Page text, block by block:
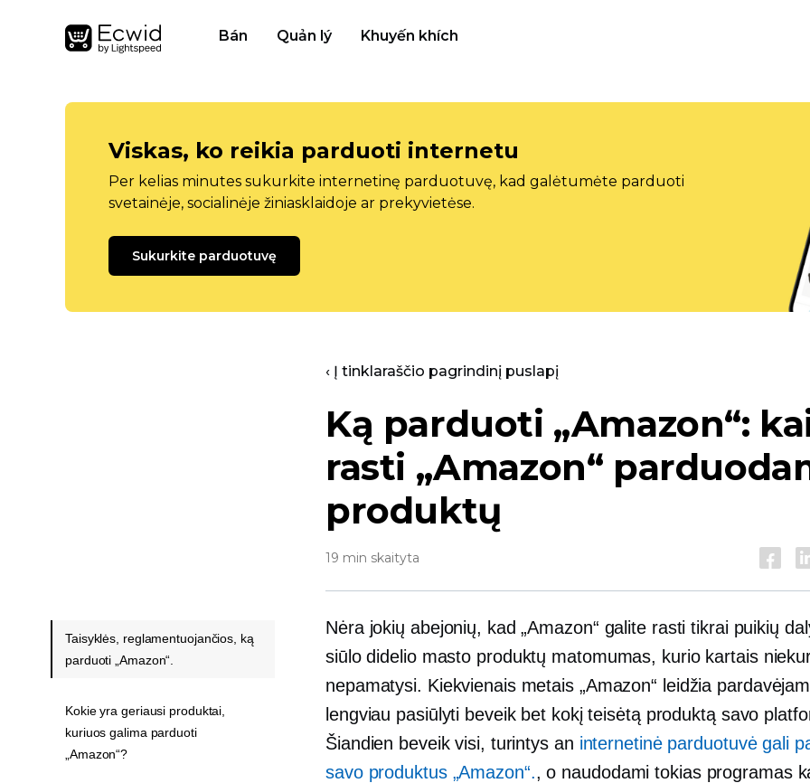
Bán Quản lý Khuyến khích
Viskas, ko reikia parduoti internetu
Per kelias minutes sukurkite internetinę parduotuvę, kad galėtumėte parduoti
svetainėje, socialinėje žiniasklaidoje ar prekyvietėse.
Sukurkite parduotuvę
‹ Į tinklaraščio pagrindinį puslapį
Ką parduoti „Amazon“:
rasti „Amazon“
produktų
19 min skaityta
Nėra jokių abejonių, kad „Amazon“ galite rasti tikrai puikių
siūlodidelio masto produktų matomumas, kurio kartais
nepamatysi. Kiekvienais metais „Amazon“ leidžia
lengviau pasiūlyti beveik bet kokį teisėtą produktą savo
Šiandien beveik visi, turintys an internetinė parduotuvė gali
savo produktus „Amazon“., o naudodami tokias programas
Taisyklės, reglamentuojančios, ką
parduoti „Amazon“.
Kokie yra geriausi produktai,
kuriuos galima parduoti
„Amazon“?